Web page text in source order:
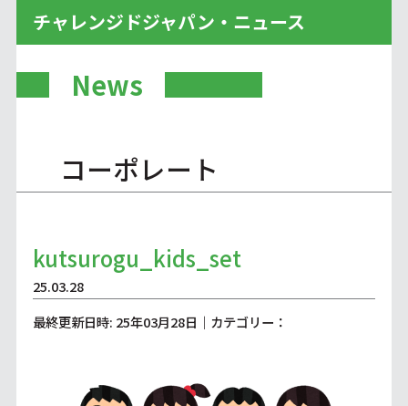
チャレンジドジャパン・ニュース
News
コーポレート
kutsurogu_kids_set
25.03.28
最終更新日時: 25年03月28日｜カテゴリー：